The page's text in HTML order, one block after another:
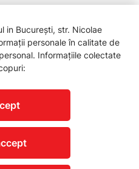
in București, str. Nicolae
personale în calitate de
Informațiile colectate